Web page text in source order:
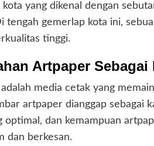
kota yang dikenal dengan
tengah gemerlap kota ini,
tinggi.
Artpaper Sebagai
adalah media cetak yang
artpaper dianggap sebagai
optimal, dan kemampuan
dan berkesan.